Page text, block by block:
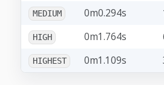
MEDIUM 0m0.294s
HIGH 0m1.764s
HIGHEST 0m1.109s